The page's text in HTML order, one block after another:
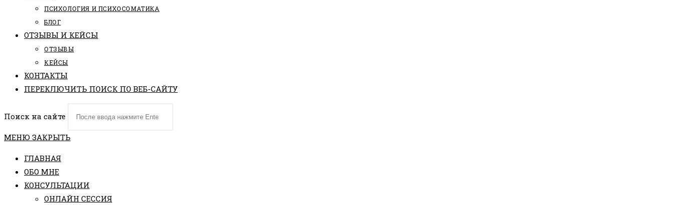
ПCИХОЛОГИЯ И ПСИХОСОМАТИКА
БЛОГ
ОТЗЫВЫ И КЕЙСЫ
ОТЗЫВЫ
КЕЙСЫ
КОНТАКТЫ
ПЕРЕКЛЮЧИТЬ ПОИСК ПО ВЕБ-САЙТУ
Поиск на сайте
МЕНЮ ЗАКРЫТЬ
ГЛАВНАЯ
ОБО МНЕ
КОНСУЛЬТАЦИИ
ОНЛАЙН СЕССИЯ